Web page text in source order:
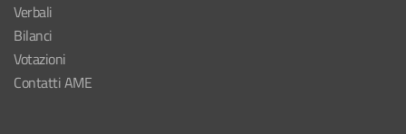
Verbali
Bilanci
Votazioni
Contatti AME